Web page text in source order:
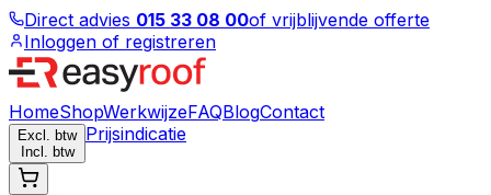
Direct advies 015 33 08 00of vrijblijvende offerte
Inloggen of registreren
HomeShopWerkwijzeFAQBlogContact
Excl. btw
Incl. btw
Prijsindicatie